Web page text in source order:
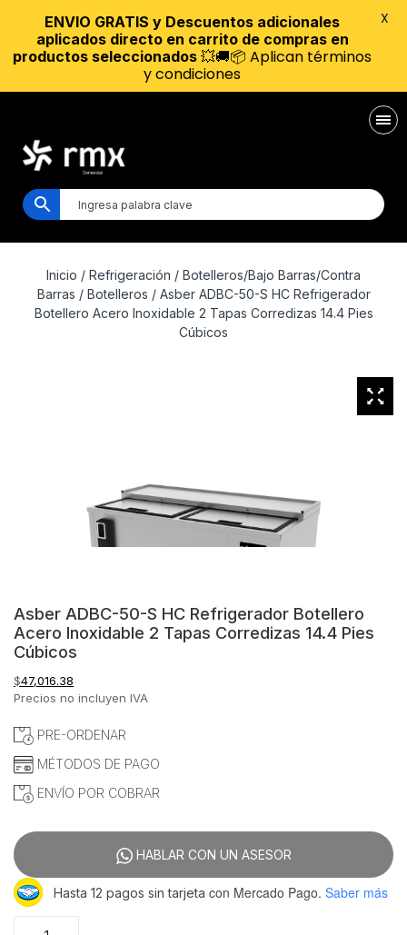
Inicio / Refrigeración / Botelleros/Bajo Barras/Contra
Barras / Botelleros / Asber ADBC-50-S HC Refrigerador
Botellero Acero Inoxidable 2 Tapas Corredizas 14.4 Pies
Cúbicos
Asber ADBC-50-S HC Refrigerador Botellero
Acero Inoxidable 2 Tapas Corredizas 14.4 Pies
Cúbicos
$47,016.38
Precios no incluyen IVA
PRE-ORDENAR
MÉTODOS DE PAGO
ENVÍO POR COBRAR
HABLAR CON UN ASESOR
Hasta 12 pagos sin tarjeta con Mercado Pago. Saber más
ENVIO GRATIS y Descuentos adicionales
aplicados directo en carrito de compras en
productos seleccionados 💥🚚📦 Aplican términos
y condiciones
X